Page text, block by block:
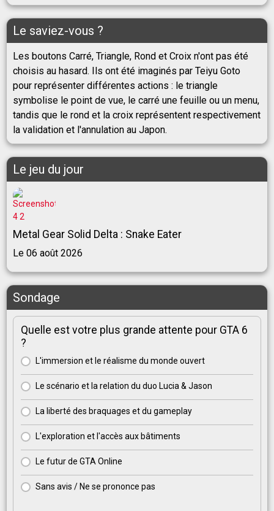
Le saviez-vous ?
Les boutons Carré, Triangle, Rond et Croix n'ont pas été
choisis au hasard. Ils ont été imaginés par Teiyu Goto
pour représenter différentes actions : le triangle
symbolise le point de vue, le carré une feuille ou un menu,
tandis que le rond et la croix représentent respectivement
la validation et l'annulation au Japon.
Le jeu du jour
Metal Gear Solid Delta : Snake Eater
Le 06 août 2026
Sondage
Quelle est votre plus grande attente pour GTA 6
?
L'immersion et le réalisme du monde ouvert
Le scénario et la relation du duo Lucia & Jason
La liberté des braquages et du gameplay
L'exploration et l'accès aux bâtiments
Le futur de GTA Online
Sans avis / Ne se prononce pas